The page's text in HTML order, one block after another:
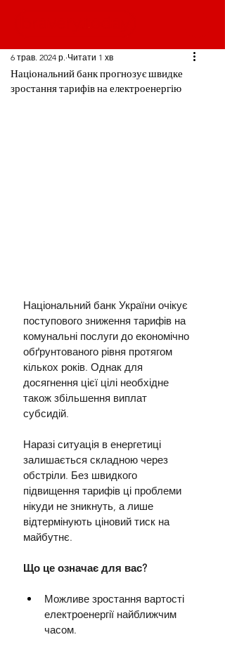
Національний банк прогнозує швидке
зростання тарифів на електроенергію
6 трав. 2024 р. Читати 1 хв
Національний банк України очікує
поступового зниження тарифів на
комунальні послуги до економічно
обґрунтованого рівня протягом
кількох років. Однак для
досягнення цієї цілі необхідне
також збільшення виплат
субсидій.
Наразі ситуація в енергетиці
залишається складною через
обстріли. Без швидкого
підвищення тарифів ці проблеми
нікуди не зникнуть, а лише
відтермінують ціновий тиск на
майбутнє.
Що це означає для вас?
Можливе зростання вартості
електроенергії найближчим
часом.